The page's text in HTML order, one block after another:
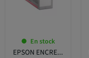
En stock
EPSON ENCRE...